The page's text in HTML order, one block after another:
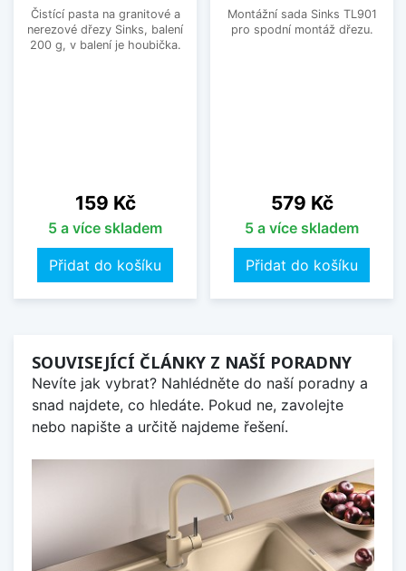
Čistící pasta na granitové a
nerezové dřezy Sinks, balení
200 g, v balení je houbička.
Cena
159 Kč
5 a více skladem
Přidat do košíku
Montážní sada Sinks TL901
pro spodní montáž dřezu.
Cena
579 Kč
5 a více skladem
Přidat do košíku
SOUVISEJÍCÍ ČLÁNKY Z NAŠÍ PORADNY
Nevíte jak vybrat? Nahlédněte do naší poradny a
snad najdete, co hledáte. Pokud ne, zavolejte
nebo napište a určitě najdeme řešení.